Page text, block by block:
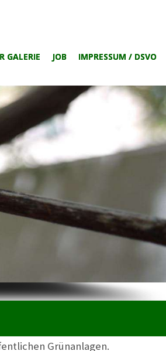
GALERIE JOB IMPRESSUM / DSVO
Grünanlagen.